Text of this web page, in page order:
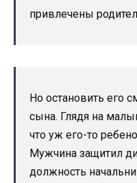
привлечены
Но остановить его
сына. Глядя на
что уж его-то
Мужчина защитил
должность